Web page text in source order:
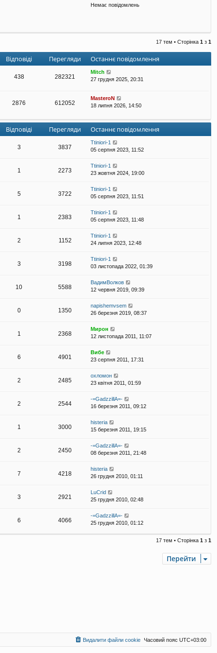
е
н
о
т
є
о
в
і
о
е
я
Немає повідомлень
17 тем • Сторінка 1 з 1
Відповіді Перегляди Останнє повідомлення
438 282321
Mitch
27 грудня 2025, 20:31
2876 612052
MasteroN
18 липня 2026, 14:50
Відповіді Перегляди Останнє повідомлення
3 3837
Ttiniori-1
05 серпня 2023, 11:52
1 2273
Ttiniori-1
23 жовтня 2024, 19:00
5 3722
Ttiniori-1
05 серпня 2023, 11:51
1 2383
Ttiniori-1
05 серпня 2023, 11:48
2 1152
Ttiniori-1
24 липня 2023, 12:48
3 3198
Ttiniori-1
03 листопада 2022, 01:39
10 5588
ВадимВолков
12 червня 2019, 09:39
0 1350
napishemvsem
26 березня 2019, 08:37
1 2368
Мирон
12 листопада 2011, 11:07
6 4901
Вибе
23 серпня 2011, 17:31
2 2485
охломон
23 квітня 2011, 01:59
2 2544
-=GadzzillA=-
16 березня 2011, 09:12
1 3000
histeria
15 березня 2011, 19:15
2 2450
-=GadzzillA=-
08 березня 2011, 21:48
7 4218
histeria
26 грудня 2010, 01:11
3 2921
LuCrid
25 грудня 2010, 02:48
6 4066
-=GadzzillA=-
25 грудня 2010, 01:12
17 тем • Сторінка 1 з 1
Перейти
Часовий пояс UTC+03:00
Видалити файли cookie